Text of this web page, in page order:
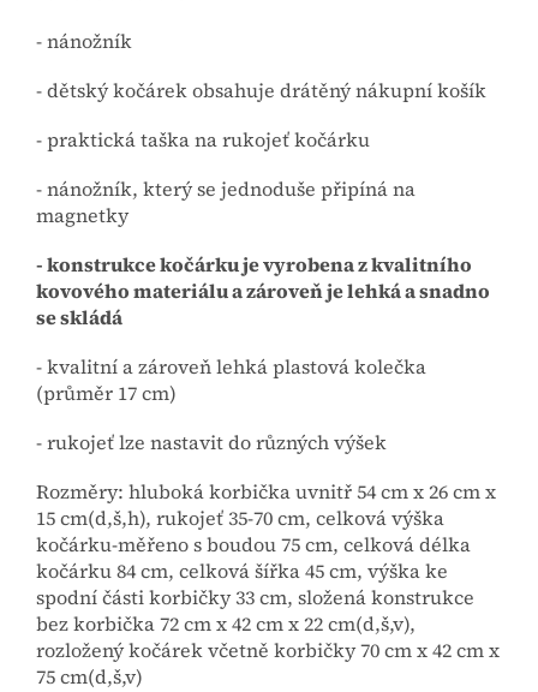
- nánožník
- dětský kočárek obsahuje drátěný nákupní košík
- praktická taška na rukojeť kočárku
- nánožník, který se jednoduše připíná na
magnetky
- konstrukce kočárku je vyrobena z kvalitního
kovového materiálu a zároveň je lehká a snadno
se skládá
- kvalitní a zároveň lehká plastová kolečka
(průměr 17 cm)
- rukojeť lze nastavit do různých výšek
Rozměry: hluboká korbička uvnitř 54 cm x 26 cm x
15 cm(d,š,h), rukojeť 35-70 cm, celková výška
kočárku-měřeno s boudou 75 cm, celková délka
kočárku 84 cm, celková šířka 45 cm, výška ke
spodní části korbičky 33 cm, složená konstrukce
bez korbička 72 cm x 42 cm x 22 cm(d,š,v),
rozložený kočárek včetně korbičky 70 cm x 42 cm x
75 cm(d,š,v)